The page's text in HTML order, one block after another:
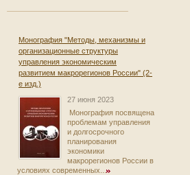
Монография "Методы, механизмы и
организационные структуры
управления экономическим
развитием макрорегионов России" (2-
е изд.)
27 июня 2023
Монография посвящена
проблемам управления
и долгосрочного
планирования
экономики
макрорегионов России в
условиях современных...